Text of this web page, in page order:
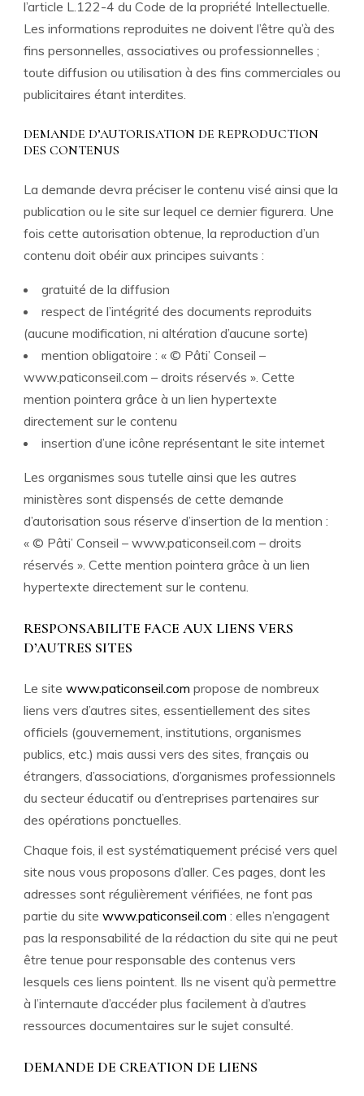
l’article L.122-4 du Code de la propriété Intellectuelle.
Les informations reproduites ne doivent l’être qu’à des
fins personnelles, associatives ou professionnelles ;
toute diffusion ou utilisation à des fins commerciales ou
publicitaires étant interdites.
DEMANDE D’AUTORISATION DE REPRODUCTION
DES CONTENUS
La demande devra préciser le contenu visé ainsi que la
publication ou le site sur lequel ce dernier figurera. Une
fois cette autorisation obtenue, la reproduction d’un
contenu doit obéir aux principes suivants :
gratuité de la diffusion
respect de l’intégrité des documents reproduits
(aucune modification, ni altération d’aucune sorte)
mention obligatoire : « © Pâti’ Conseil –
www.paticonseil.com – droits réservés ». Cette
mention pointera grâce à un lien hypertexte
directement sur le contenu
insertion d’une icône représentant le site internet
Les organismes sous tutelle ainsi que les autres
ministères sont dispensés de cette demande
d’autorisation sous réserve d’insertion de la mention :
« © Pâti’ Conseil – www.paticonseil.com – droits
réservés ». Cette mention pointera grâce à un lien
hypertexte directement sur le contenu.
RESPONSABILITE FACE AUX LIENS VERS
D’AUTRES SITES
Le site www.paticonseil.com propose de nombreux
liens vers d’autres sites, essentiellement des sites
officiels (gouvernement, institutions, organismes
publics, etc.) mais aussi vers des sites, français ou
étrangers, d’associations, d’organismes professionnels
du secteur éducatif ou d’entreprises partenaires sur
des opérations ponctuelles.
Chaque fois, il est systématiquement précisé vers quel
site nous vous proposons d’aller. Ces pages, dont les
adresses sont régulièrement vérifiées, ne font pas
partie du site www.paticonseil.com : elles n’engagent
pas la responsabilité de la rédaction du site qui ne peut
être tenue pour responsable des contenus vers
lesquels ces liens pointent. Ils ne visent qu’à permettre
à l’internaute d’accéder plus facilement à d’autres
ressources documentaires sur le sujet consulté.
DEMANDE DE CREATION DE LIENS